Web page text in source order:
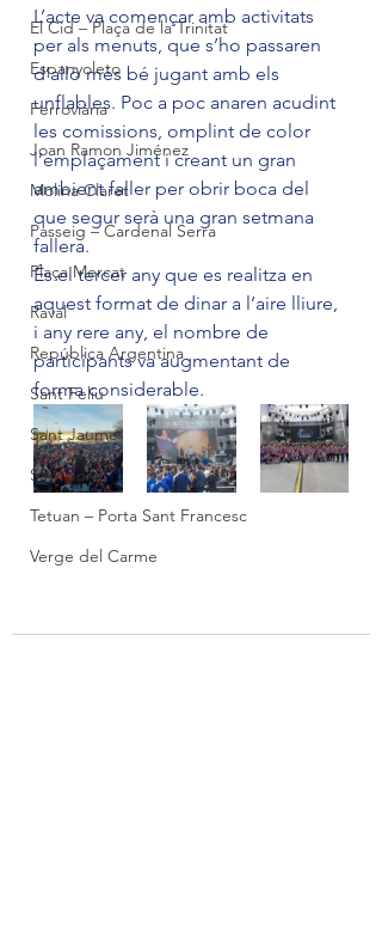
El Cid – Plaça de la Trinitat
Espanyoleto
Ferroviària
Joan Ramon Jiménez
Molina Claret
Passeig – Cardenal Serra
Plaça Mercat
Raval
República Argentina
Sant Feliu
Sant Jaume
Sant Jordi
Tetuan – Porta Sant Francesc
Verge del Carme
L’acte va començar amb activitats
per als menuts, que s’ho passaren
d’allò més bé jugant amb els
unflables. Poc a poc anaren acudint
les comissions, omplint de color
l’emplaçament i creant un gran
ambient faller per obrir boca del
que segur serà una gran setmana
fallera.
És el tercer any que es realitza en
aquest format de dinar a l’aire lliure,
i any rere any, el nombre de
participants va augmentant de
forma considerable.